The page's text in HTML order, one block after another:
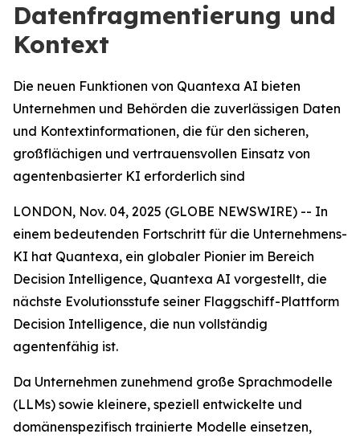
Datenfragmentierung und
Kontext
Die neuen Funktionen von Quantexa AI bieten
Unternehmen und Behörden die zuverlässigen Daten
und Kontextinformationen, die für den sicheren,
großflächigen und vertrauensvollen Einsatz von
agentenbasierter KI erforderlich sind
LONDON, Nov. 04, 2025 (GLOBE NEWSWIRE) -- In
einem bedeutenden Fortschritt für die Unternehmens-
KI hat Quantexa, ein globaler Pionier im Bereich
Decision Intelligence, Quantexa AI vorgestellt, die
nächste Evolutionsstufe seiner Flaggschiff-Plattform
Decision Intelligence, die nun vollständig
agentenfähig ist.
Da Unternehmen zunehmend große Sprachmodelle
(LLMs) sowie kleinere, speziell entwickelte und
domänenspezifisch trainierte Modelle einsetzen,